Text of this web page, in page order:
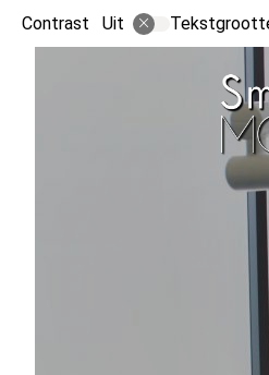
Contrast Uit